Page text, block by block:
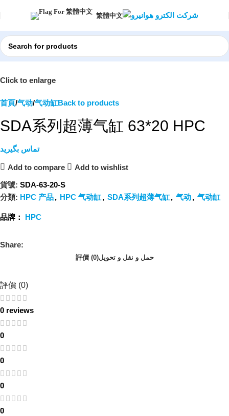
繁體中文
Click to enlarge
首頁 气动 气动缸Back to products
SDA系列超薄气缸 63*20 HPC
تماس بگیرید
Add to compare Add to wishlist
貨號: SDA-63-20-S
分類: HPC 产品, HPC 气动缸, SDA系列超薄气缸, 气动, 气动缸
品牌： HPC
Share:
評價 (0)حمل و نقل و تحویل
評價 (0)
0 reviews
0
0
0
0